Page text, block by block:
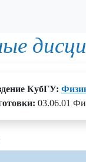
КубГУ:
03.06.01